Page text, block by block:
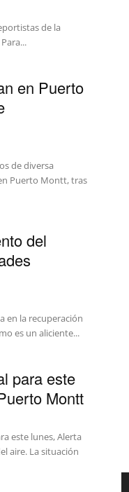
de la
en Puerto
de diversa
Puerto Montt, tras
del
en la recuperación
es un aliciente...
para este
Montt
este lunes, Alerta
aire. La situación